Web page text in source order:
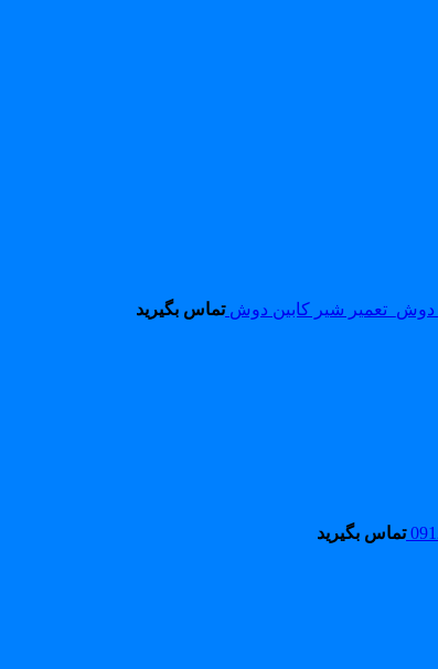
دوش_تعمیر شیر کابین دوش تماس بگیرید
تماس بگیرید